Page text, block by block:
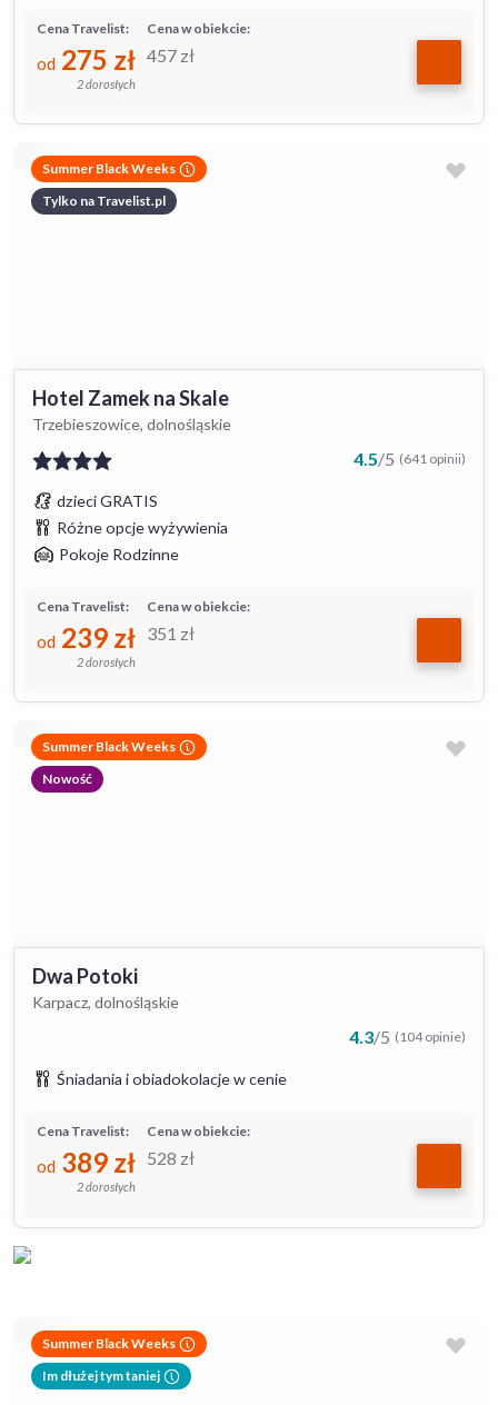
Cena w obiekcie:
457 zł
Cena Travelist:
od 275 zł
2 dorosłych
Summer Black Weeks
Tylko na Travelist.pl
Hotel Zamek na Skale
Trzebieszowice, dolnośląskie
4.5/5 (641 opinii)
dzieci GRATIS
Różne opcje wyżywienia
Pokoje Rodzinne
Cena w obiekcie:
351 zł
Cena Travelist:
od 239 zł
2 dorosłych
Summer Black Weeks
Nowość
Dwa Potoki
Karpacz, dolnośląskie
4.3/5 (104 opinie)
Śniadania i obiadokolacje w cenie
Cena w obiekcie:
528 zł
Cena Travelist:
od 389 zł
2 dorosłych
Summer Black Weeks
Im dłużej tym taniej